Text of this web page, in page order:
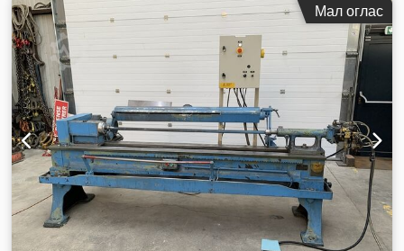
Мал оглас